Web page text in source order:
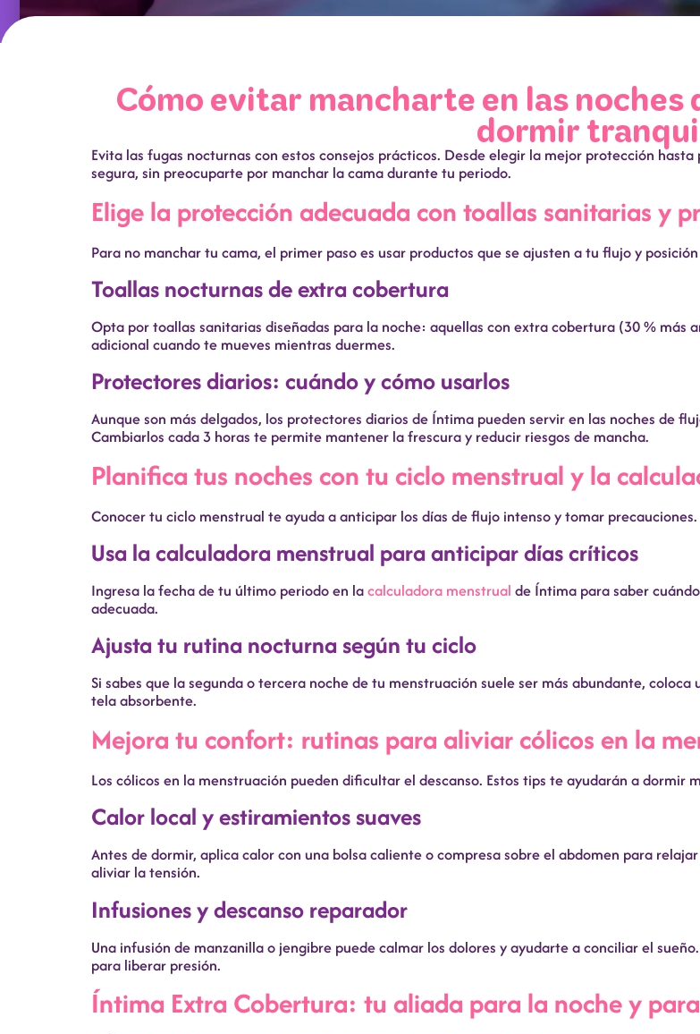
Cómo evitar mancharte en las
dormir
Evita las fugas nocturnas con estos consejos prácticos. Desde elegir la mejor protección
segura, sin preocuparte por manchar la cama durante tu periodo.
Elige la protección adecuada con toallas sanitarias y
Para no manchar tu cama, el primer paso es usar productos que se ajusten a tu flujo y
Toallas nocturnas de extra cobertura
Opta por toallas sanitarias diseñadas para la noche: aquellas con extra cobertura (30 %
adicional cuando te mueves mientras duermes.
Protectores diarios: cuándo y cómo usarlos
Aunque son más delgados, los protectores diarios de Íntima pueden servir en las noches de
Cambiarlos cada 3 horas te permite mantener la frescura y reducir riesgos de mancha.
Planifica tus noches con tu ciclo menstrual y la
Conocer tu ciclo menstrual te ayuda a anticipar los días de flujo intenso y tomar precauciones.
Usa la calculadora menstrual para anticipar días críticos
Ingresa la fecha de tu último periodo en lacalculadora menstrual de Íntima para saber
adecuada.
Ajusta tu rutina nocturna según tu ciclo
Si sabes que la segunda o tercera noche de tu menstruación suele ser más abundante,
tela absorbente.
Mejora tu confort: rutinas para aliviar cólicos en la
Los cólicos en la menstruación pueden dificultar el descanso. Estos tips te ayudarán a dormir
Calor local y estiramientos suaves
Antes de dormir, aplica calor con una bolsa caliente o compresa sobre el abdomen para
aliviar la tensión.
Infusiones y descanso reparador
Una infusión de manzanilla o jengibre puede calmar los dolores y ayudarte a conciliar el
para liberar presión.
Íntima Extra Cobertura: tu aliada para la noche y